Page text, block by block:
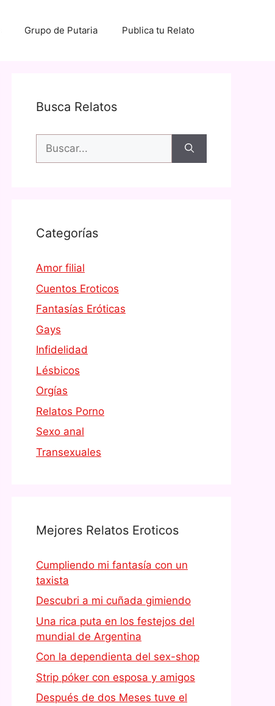
Grupo de Putaria Publica tu Relato
Busca Relatos
Buscar:
Categorías
Amor filial
Cuentos Eroticos
Fantasías Eróticas
Gays
Infidelidad
Lésbicos
Orgías
Relatos Porno
Sexo anal
Transexuales
Mejores Relatos Eroticos
Cumpliendo mi fantasía con un
taxista
Descubri a mi cuñada gimiendo
Una rica puta en los festejos del
mundial de Argentina
Con la dependienta del sex-shop
Strip póker con esposa y amigos
Después de dos Meses tuve el